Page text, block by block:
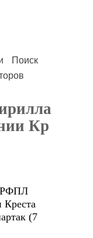
Поиск
Кр
РФПЛ
Креста
(7